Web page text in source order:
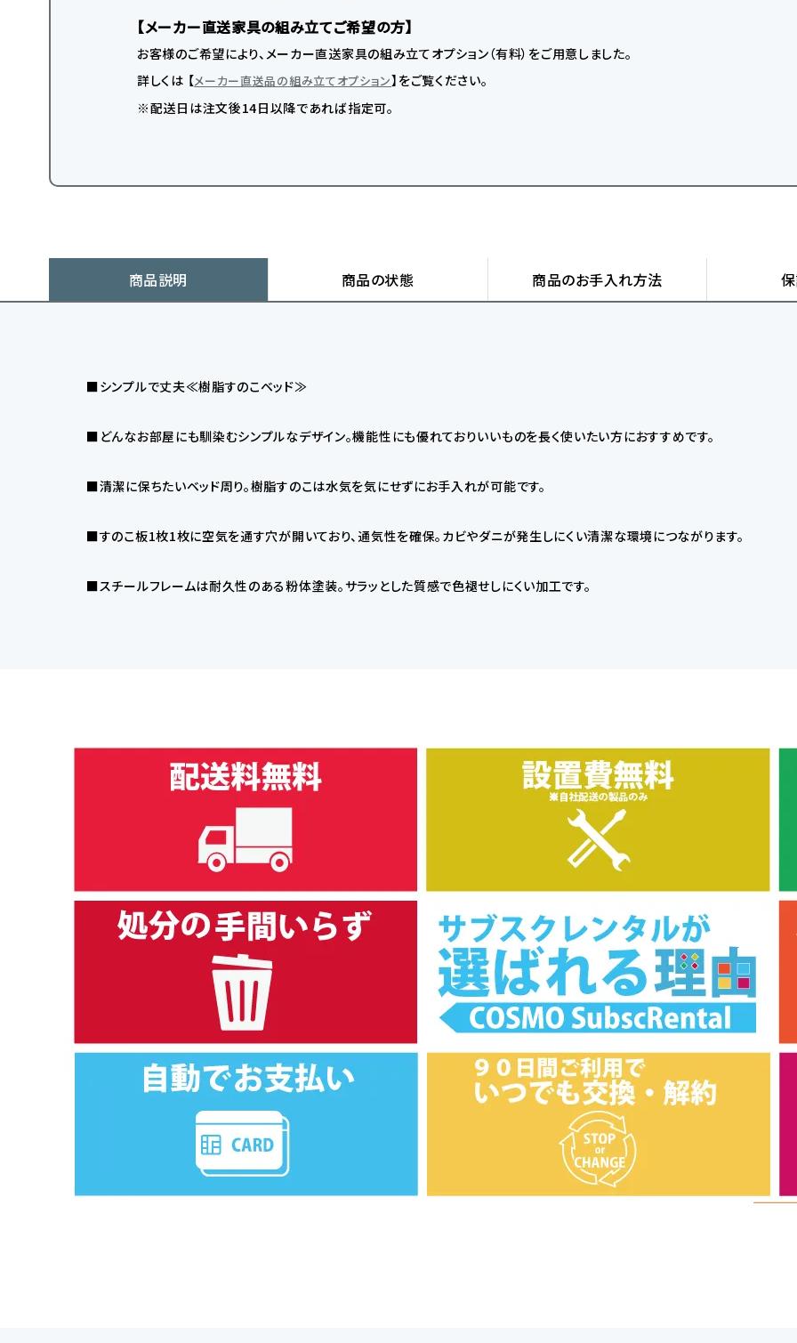
【メーカー直送家具の組み立てご希望の方】
お客様のご希望により、メーカー直送家具の組み立てオプション（有料）をご用意しました。
詳しくは 【メーカー直送品の組み立てオプション】をご覧ください。
※配送日は注文後14日以降であれば指定可。
商品説明 商品の状態 商品のお手入れ方法
■シンプルで丈夫≪樹脂すのこベッド≫
■どんなお部屋にも馴染むシンプルなデザイン。機能性にも優れておりいいものを長く使いたい方におすすめです。
■清潔に保ちたいベッド周り。樹脂すのこは水気を気にせずにお手入れが可能です。
■すのこ板1枚1枚に空気を通す穴が開いており、通気性を確保。カビやダニが発生しにくい清潔な環境につながります。
■スチールフレームは耐久性のある粉体塗装。サラッとした質感で色褪せしにくい加工です。